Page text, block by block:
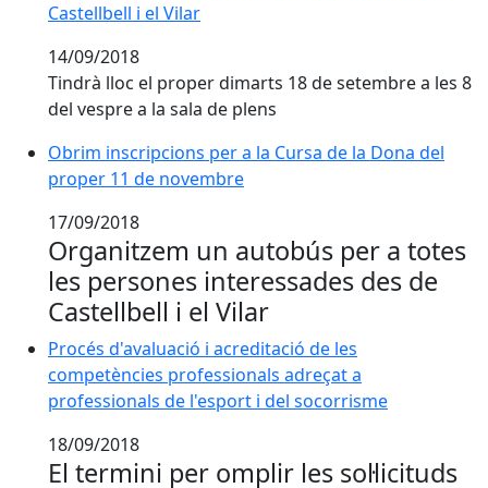
Castellbell i el Vilar
14/09/2018
Tindrà lloc el proper dimarts 18 de setembre a les 8
del vespre a la sala de plens
Obrim inscripcions per a la Cursa de la Dona del
Obrim inscripcions per a la Cursa de la Dona del
proper 11 de novembre
17/09/2018
Organitzem un autobús per a totes
les persones interessades des de
Castellbell i el Vilar
Procés d'avaluació i acreditació de les
competències professionals adreçat a
professionals de l'esport i del socorrisme
18/09/2018
El termini per omplir les sol·licituds